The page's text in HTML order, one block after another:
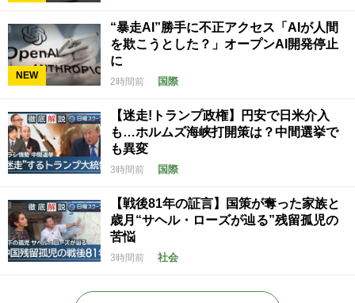
NEW
“暴走AI”勝手に不正アクセス「AIが人間
を欺こうとした？」オープンAI開発停止
に
2時間前 国際
【迷走!トランプ政権】円安で日米介入
も…ホルムズ海峡打開策は？中間選挙で
も異変
3時間前 国際
【戦後81年の証言】国策が奪った家族と
歳月“サヘル・ローズが辿る”残留孤児の
苦悩
3時間前 社会